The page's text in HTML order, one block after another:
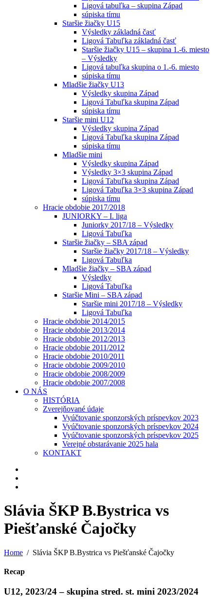
Ligová tabuľka – skupina Západ
súpiska tímu
Staršie žiačky U15
Výsledky základná časť
Ligová Tabuľka základná časť
Staršie žiačky U15 – skupina 1.-6. miesto
– Výsledky
Ligová tabuľka skupina o 1.-6. miesto
súpiska tímu
Mladšie žiačky U13
Výsledky skupina Západ
Ligová Tabuľka skupina Západ
súpiska tímu
Staršie mini U12
Výsledky skupina Západ
Ligová Tabuľka skupina Západ
súpiska tímu
Mladšie mini
Výsledky skupina Západ
Výsledky 3×3 skupina Západ
Ligová Tabuľka skupina Západ
Ligová Tabuľka 3×3 skupina Západ
súpiska tímu
Hracie obdobie 2017/2018
JUNIORKY – I. liga
Juniorky 2017/18 – Výsledky
Ligová Tabuľka
Staršie žiačky – SBA západ
Staršie žiačky 2017/18 – Výsledky
Ligová Tabuľka
Mladšie žiačky – SBA západ
Výsledky
Ligová Tabuľka
Staršie Mini – SBA západ
Staršie mini 2017/18 – Výsledky
Ligová Tabuľka
Hracie obdobie 2014/2015
Hracie obdobie 2013/2014
Hracie obdobie 2012/2013
Hracie obdobie 2011/2012
Hracie obdobie 2010/2011
Hracie obdobie 2009/2010
Hracie obdobie 2008/2009
Hracie obdobie 2007/2008
O NÁS
HISTÓRIA
Zverejňované údaje
Vyúčtovanie sponzorských príspevkov 2023
Vyúčtovanie sponzorských príspevkov 2024
Vyúčtovanie sponzorských príspevkov 2025
Verejné obstarávanie 2025 hala
KONTAKT
Slávia ŠKP B.Bystrica vs
Piešťanské Čajočky
Home Slávia ŠKP B.Bystrica vs Piešťanské Čajočky
Recap
U12, 2023/24 – skupina stred. st. mini 2023/2024